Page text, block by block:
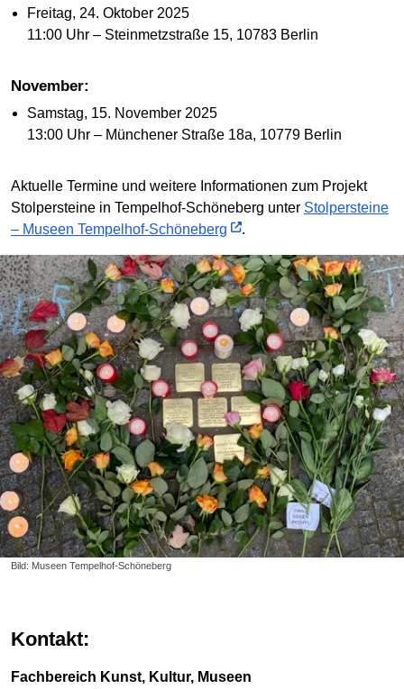
Bild: Museen Tempelhof-Schöneberg
Freitag, 24. Oktober 2025
11:00 Uhr – Steinmetzstraße 15, 10783 Berlin
November:
Samstag, 15. November 2025
13:00 Uhr – Münchener Straße 18a, 10779 Berlin
Aktuelle Termine und weitere Informationen zum Projekt
Stolpersteine in Tempelhof-Schöneberg unter Stolpersteine
– Museen Tempelhof-Schöneberg
.
Kontakt:
Fachbereich Kunst, Kultur, Museen